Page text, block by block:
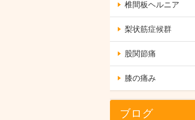
椎間板ヘルニア
梨状筋症候群
股関節痛
膝の痛み
ブログ